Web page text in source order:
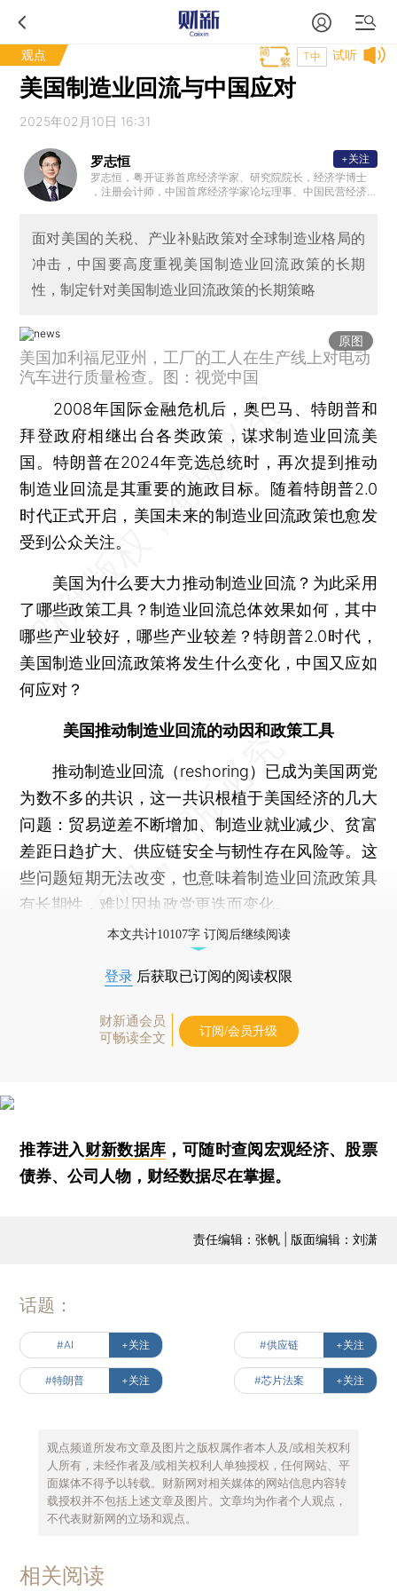
观点 试听
T中
美国制造业回流与中国应对
2025年02月10日 16:31
罗志恒
罗志恒，粤开证券首席经济学家、研究院院长，经济学博士
，注册会计师，中国首席经济学家论坛理事、中国民营经济
分析师。2023年7月受邀参加总理主持的经济形势专家座谈
会并做发言。主要研究方向：宏观经济、财政理论与政策。
+关注
面对美国的关税、产业补贴政策对全球制造业格局的
冲击，中国要高度重视美国制造业回流政策的长期
性，制定针对美国制造业回流政策的长期策略
原图
美国加利福尼亚州，工厂的工人在生产线上对电动
汽车进行质量检查。图：视觉中国
2008年国际金融危机后，奥巴马、特朗普和
拜登政府相继出台各类政策，谋求制造业回流美
国。特朗普在2024年竞选总统时，再次提到推动
制造业回流是其重要的施政目标。随着特朗普2.0
时代正式开启，美国未来的制造业回流政策也愈发
受到公众关注。
美国为什么要大力推动制造业回流？为此采用
了哪些政策工具？制造业回流总体效果如何，其中
哪些产业较好，哪些产业较差？特朗普2.0时代，
美国制造业回流政策将发生什么变化，中国又应如
何应对？
美国推动制造业回流的动因和政策工具
推动制造业回流（reshoring）已成为美国两党
为数不多的共识，这一共识根植于美国经济的几大
问题：贸易逆差不断增加、制造业就业减少、贫富
差距日趋扩大、供应链安全与韧性存在风险等。这
些问题短期无法改变，也意味着制造业回流政策具
有长期性，难以因执政党更迭而变化。
本文共计10107字 订阅后继续阅读
登录 后获取已订阅的阅读权限
财新通会员
可畅读全文
订阅/会员升级
推荐进入财新数据库 ，可随时查阅宏观经济、股票
债券、公司人物，财经数据尽在掌握。
责任编辑：张帆 | 版面编辑：刘潇
话题：
#AI +关注 #供应链 +关注
#特朗普 +关注 #芯片法案 +关注
观点频道所发布文章及图片之版权属作者本人及/或相关权利
人所有，未经作者及/或相关权利人单独授权，任何网站、平
面媒体不得予以转载。财新网对相关媒体的网站信息内容转
载授权并不包括上述文章及图片。文章均为作者个人观点，
不代表财新网的立场和观点。
相关阅读